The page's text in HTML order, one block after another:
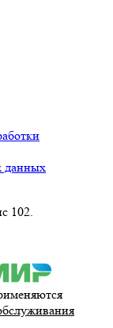
данных
102.